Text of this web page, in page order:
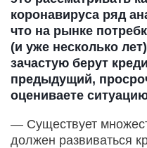
коронавируса ряд
что на рынке
(и уже несколько
зачастую берут
предыдущий,
оцениваете
— Существует
должен развиваться